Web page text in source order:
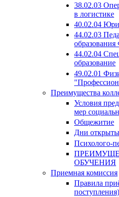
38.02.03
в логистике
40.02.04
44.02.03
44.02.04
образование
49.02.01
Преимущества
Условия
мер
Общежитие
Дни
Психолого-
ОБУЧЕНИЯ
Приемная комиссия
Правила
поступления)